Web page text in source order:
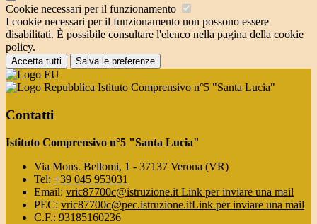
Cookie necessari per il funzionamento
I cookie necessari per il funzionamento non possono essere
disabilitati. È possibile consultare l'elenco nella pagina della cookie
policy.
Accetta tutti Salva le preferenze
Istituto Comprensivo n°5 "Santa Lucia"
Contatti
Istituto Comprensivo n°5 "Santa Lucia"
Via Mons. Bellomi, 1 - 37137 Verona (VR)
Tel: +39 045 953031
Email: vric87700c@istruzione.it Link per inviare una mail
PEC: vric87700c@pec.istruzione.itLink per inviare una mail
C.F.: 93185160236